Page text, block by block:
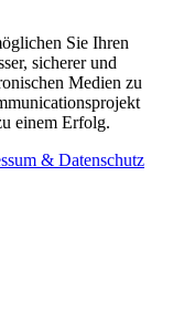
Sie Ihren
sicherer und
Medien zu
einem Erfolg.
& Datenschutz